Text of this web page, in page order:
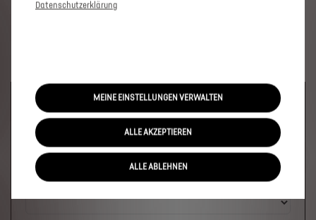
Welches Fahrzeug möchten Sie?
Wo soll das Fahrzeug stehen?
Datenschutzerklärung
MEINE EINSTELLUNGEN VERWALTEN
ALLE AKZEPTIEREN
ALLE ABLEHNEN